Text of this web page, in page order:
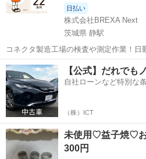
日払い
株式会社BREXA Next
茨城県 静駅
コネクタ製造工場の検査や測定作業！日
日128日★クリーンルーム内作業★マイ
★就業先食堂利用可！日払い制度あり！《茨
工場のお仕事 ◇コネクタ製造工...
茨城 常陸大宮市 静駅 その他
【公式】だれでも
自社ローンなど特別な
（株）ICT
300円